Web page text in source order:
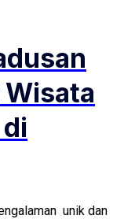
unik dan